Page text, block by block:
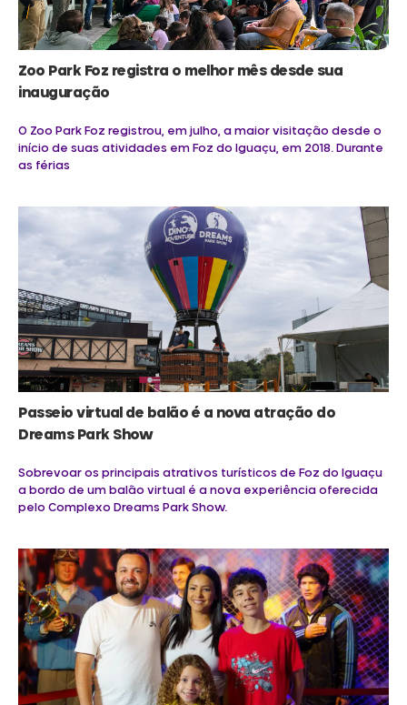
Zoo Park Foz registra o melhor mês desde sua
inauguração
O Zoo Park Foz registrou, em julho, a maior visitação desde o
início de suas atividades em Foz do Iguaçu, em 2018. Durante
as férias
Passeio virtual de balão é a nova atração do
Dreams Park Show
Sobrevoar os principais atrativos turísticos de Foz do Iguaçu
a bordo de um balão virtual é a nova experiência oferecida
pelo Complexo Dreams Park Show.